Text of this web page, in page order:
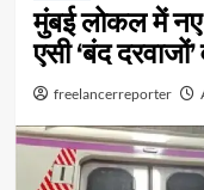
मुंबई लोकल में
एसी ‘बंद
freelancerreporter